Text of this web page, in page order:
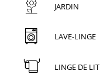
JARDIN
LAVE-LINGE
LINGE DE